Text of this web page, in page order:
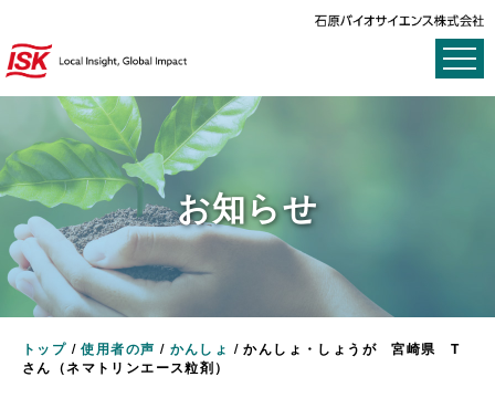
お知らせ
トップ /使用者の声 / かんしょ /かんしょ・しょうが 宮崎県 T
さん（ネマトリンエース粒剤）